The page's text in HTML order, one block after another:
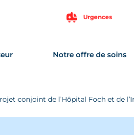
Urgences
Notre offre de soins
conjoint de l’Hôpital Foch et de